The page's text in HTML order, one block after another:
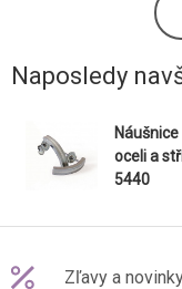
Naposledy
Náušnice
oceli a
5440
Zľavy a